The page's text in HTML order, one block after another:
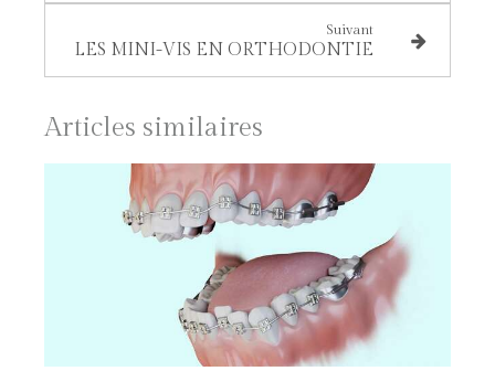
Suivant
LES MINI-VIS EN ORTHODONTIE
Articles similaires